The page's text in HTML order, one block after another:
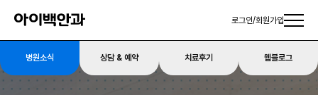
로그인/회원가입
병원소식 상담 & 예약 치료후기 웹블로그